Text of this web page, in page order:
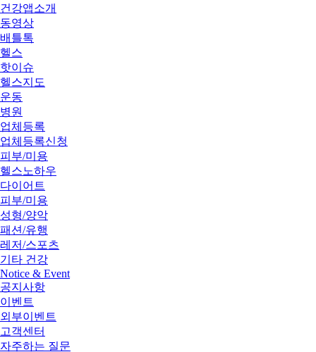
건강앱소개
동영상
배틀톡
헬스
핫이슈
헬스지도
운동
병원
업체등록
업체등록신청
피부/미용
헬스노하우
다이어트
피부/미용
성형/양악
패션/유행
레저/스포츠
기타 건강
Notice & Event
공지사항
이벤트
외부이벤트
고객센터
자주하는 질문